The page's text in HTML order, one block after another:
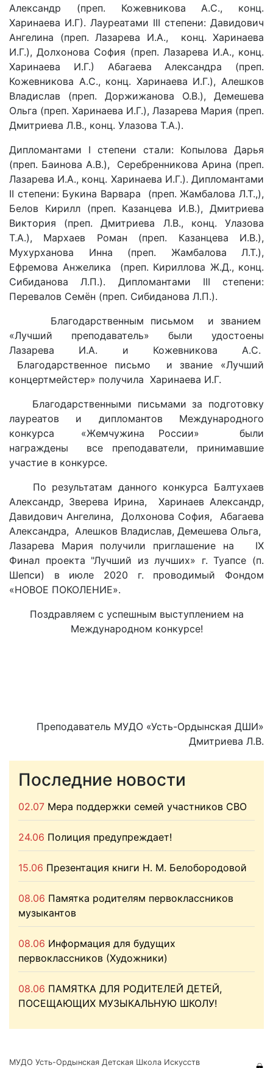
Александр (преп. Кожевникова А.С., конц.
Харинаева И.Г). Лауреатами III степени: Давидович
Ангелина (преп. Лазарева И.А., конц. Харинаева
И.Г.), Долхонова София (преп. Лазарева И.А., конц.
Харинаева И.Г.) Абагаева Александра (преп.
Кожевникова А.С., конц. Харинаева И.Г.), Алешков
Владислав (преп. Доржижанова О.В.), Демешева
Ольга (преп. Харинаева И.Г.), Лазарева Мария (преп.
Дмитриева Л.В., конц. Улазова Т.А.).
Дипломантами I степени стали: Копылова Дарья
(преп. Баинова А.В.), Серебренникова Арина (преп.
Лазарева И.А., конц. Харинаева И.Г.). Дипломантами
II степени: Букина Варвара (преп. Жамбалова Л.Т.,),
Белов Кирилл (преп. Казанцева И.В.), Дмитриева
Виктория (преп. Дмитриева Л.В., конц. Улазова
Т.А.), Мархаев Роман (преп. Казанцева И.В.),
Мухурханова Инна (преп. Жамбалова Л.Т.),
Ефремова Анжелика (преп. Кириллова Ж.Д., конц.
Сибиданова Л.П.). Дипломантами III степени:
Перевалов Семён (преп. Сибиданова Л.П.).
Благодарственным письмом и званием
«Лучший преподаватель» были удостоены
Лазарева И.А. и Кожевникова А.С.
Благодарственное письмо и звание «Лучший
концертмейстер» получила Харинаева И.Г.
Благодарственными письмами за подготовку
лауреатов и дипломантов Международного
конкурса «Жемчужина России» были
награждены все преподаватели, принимавшие
участие в конкурсе.
По результатам данного конкурса Балтухаев
Александр, Зверева Ирина, Харинаев Александр,
Давидович Ангелина, Долхонова София, Абагаева
Александра, Алешков Владислав, Демешева Ольга,
Лазарева Мария получили приглашение на IX
Финал проекта "Лучший из лучших» г. Туапсе (п.
Шепси) в июле 2020 г. проводимый Фондом
«НОВОЕ ПОКОЛЕНИЕ».
Поздравляем с успешным выступлением на
Международном конкурсе!
Преподаватель МУДО «Усть-Ордынская ДШИ»
Дмитриева Л.В.
Последние новости
02.07 Мера поддержки семей участников СВО
24.06 Полиция предупреждает!
15.06 Презентация книги Н. М. Белобородовой
08.06 Памятка родителям первоклассников
музыкантов
08.06 Информация для будущих
первоклассников (Художники)
08.06 ПАМЯТКА ДЛЯ РОДИТЕЛЕЙ ДЕТЕЙ,
ПОСЕЩАЮЩИХ МУЗЫКАЛЬНУЮ ШКОЛУ!
МУДО Усть-Ордынская Детская Школа Искусств